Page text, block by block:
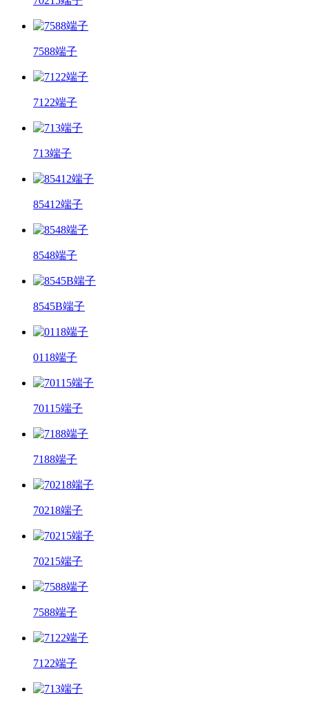
7588端子
7122端子
713端子
85412端子
8548端子
8545B端子
0118端子
70115端子
7188端子
70218端子
70215端子
7588端子
7122端子